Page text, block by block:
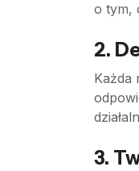
o tym,
2.
Każda
3.